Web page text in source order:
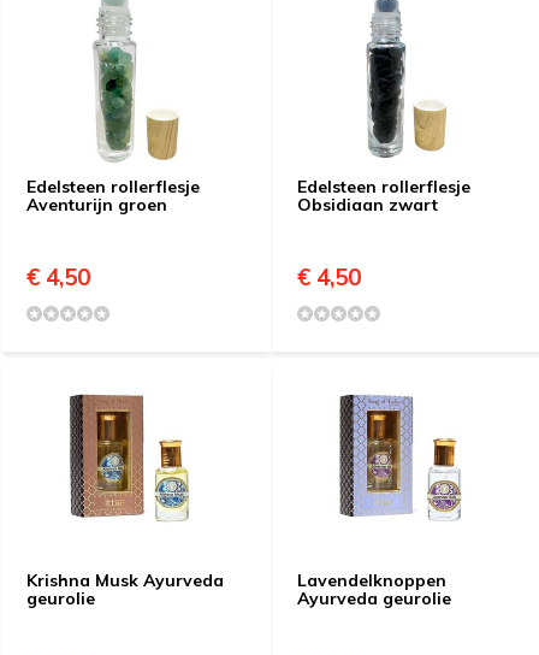
Edelsteen rollerflesje
Aventurijn groen
€ 4,50
Edelsteen rollerflesje
Obsidiaan zwart
€ 4,50
Krishna Musk Ayurveda
geurolie
Lavendelknoppen
Ayurveda geurolie